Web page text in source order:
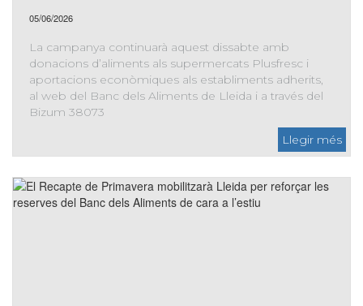
05/06/2026
La campanya continuarà aquest dissabte amb
donacions d’aliments als supermercats Plusfresc i
aportacions econòmiques als establiments adherits,
al web del Banc dels Aliments de Lleida i a través del
Bizum 38073
El Recapte de Primavera a Lleida viu la seva primera
Aliments per a l’estiu